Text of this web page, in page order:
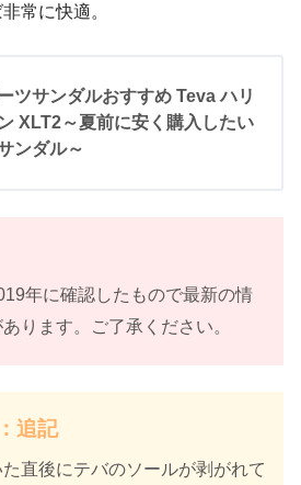
常に快適。
ツサンダルおすすめ Teva ハリ
XLT2～夏前に安く購入したい
ンダル～
年に確認したもので最新の情
ります。ご了承ください。
追記
直後にテバのソールが剥がれて